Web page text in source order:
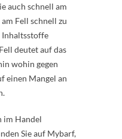
auch schnell am
Fell schnell zu
Inhaltsstoffe
deutet auf das
wohin gegen
einen Mangel an
im Handel
Sie auf Mybarf,